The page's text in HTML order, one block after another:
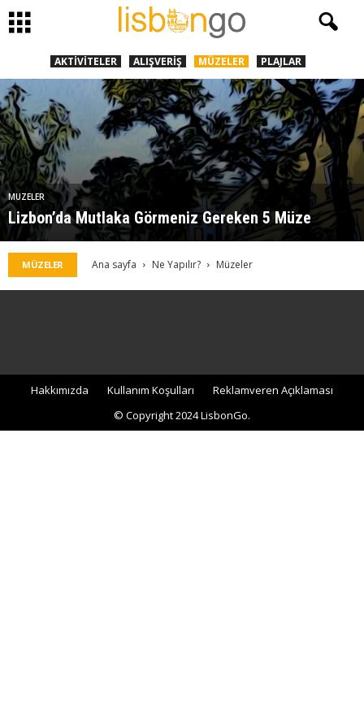
AKTIVITELER ALIŞVERIŞ MÜZELER PLAJLAR
MÜZELER
Lizbon’da Mutlaka Görmeniz Gereken 5 Müze
MÜZELER Ana sayfa Ne Yapılır? Müzeler
Hakkımızda Kullanım Koşulları
Reklamveren Açıklaması
© Copyright 2024 LisbonGo.